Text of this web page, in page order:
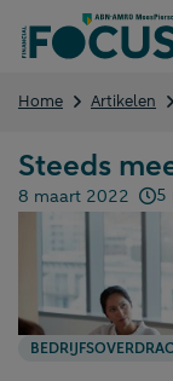
naar
Home Artikelen
Steeds
Gepubliceerd op:
8 maart 2022 5